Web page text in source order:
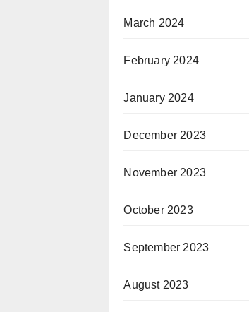
March 2024
February 2024
January 2024
December 2023
November 2023
October 2023
September 2023
August 2023